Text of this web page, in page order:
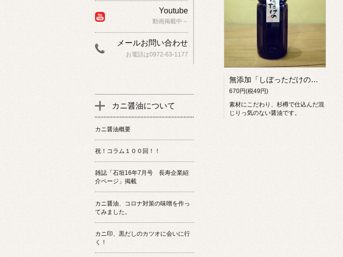
無添加「しぼっただけの醤油」【500ml 濃口醤油】
670円(税49円)
素材にこだわり、杉樽で仕込んだ混
じりっ気のない醤油です。
Youtube
動画掲載中～
メールお問い合わせ
お電話は0972-63-1177
カニ醤油について
カニ醤油概要
祝！コラム１００回！！
雑誌「石垣16年7月号 長寿企業紹
介ページ」掲載
カニ醤油、コロナ対策の味噌を作っ
てみました。
カニ印、黒だしのカツオに会いに行
く！